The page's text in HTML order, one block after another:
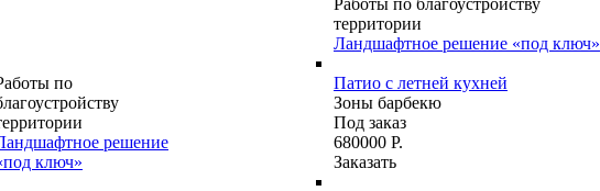
по
решение
ключ»
Работы по благоустройству
территории
Ландшафтное решение «под ключ»
Патио с летней кухней
Зоны барбекю
Под заказ
680000 Р.
Заказать